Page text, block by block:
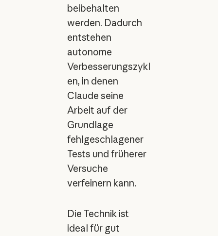
beibehalten
werden. Dadurch
entstehen
autonome
Verbesserungszykl
en, in denen
Claude seine
Arbeit auf der
Grundlage
fehlgeschlagener
Tests und früherer
Versuche
verfeinern kann.
Die Technik ist
ideal für gut